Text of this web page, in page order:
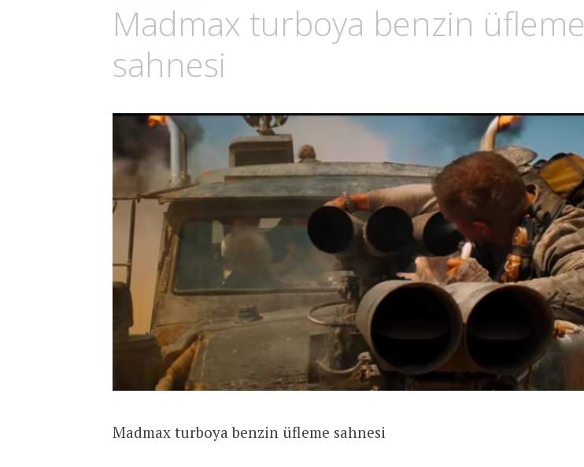
Madmax turboya benzin üfleme
sahnesi
Madmax turboya benzin üfleme sahnesi